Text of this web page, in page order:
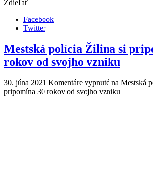
Zdieľať
Facebook
Twitter
Mestská polícia Žilina si
rokov od svojho vzniku
30. júna 2021 Komentáre vypnuté na Mestská
pripomína 30 rokov od svojho vzniku